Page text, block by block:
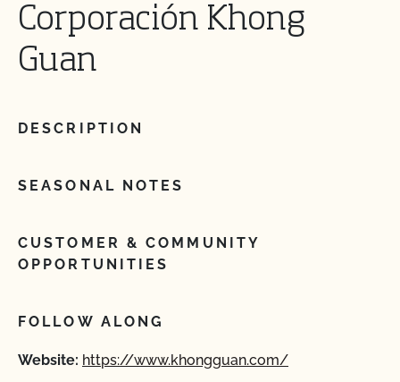
Corporación Khong
Guan
DESCRIPTION
SEASONAL NOTES
CUSTOMER & COMMUNITY
OPPORTUNITIES
FOLLOW ALONG
Website: https://www.khongguan.com/